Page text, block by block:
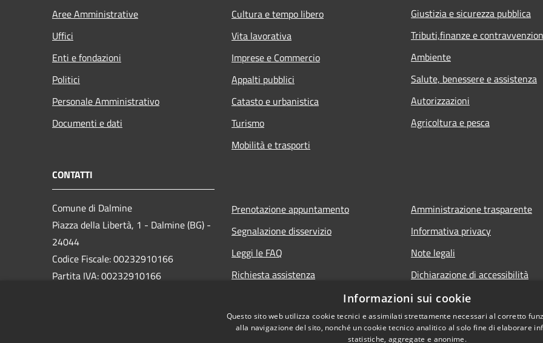
Aree Amministrative
Uffici
Enti e fondazioni
Politici
Personale Amministrativo
Documenti e dati
Cultura e tempo libero
Vita lavorativa
Imprese e Commercio
Appalti pubblici
Catasto e urbanistica
Turismo
Mobilità e trasporti
Giustizia e sicurezza pubblica
Tributi,finanze e
Ambiente
Salute, benessere e assistenza
Autorizzazioni
Agricoltura e pesca
CONTATTI
Comune di Dalmine
Piazza della Libertà, 1 - Dalmine (BG) -
24044
Codice Fiscale: 00232910166
Partita IVA: 00232910166
Prenotazione appuntamento
Segnalazione disservizio
Leggi le FAQ
Richiesta assistenza
Amministrazione trasparente
Informativa privacy
Note legali
Dichiarazione di accessibilità
Piano di miglioramento del sito
Informazioni sui cookie
Questo sito web utilizza cookie tecnici e assimilati strettamente necessari al corretto
alla navigazione del sito, nonché un cookie tecnico analitico al solo fine di elaborare
statistiche, aggregate e anonime.